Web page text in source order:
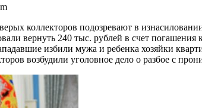
коллекторов подозревают в
вернуть 240 тыс. рублей в счет
избили мужа и ребенка хозяйки
возбудили уголовное дело о разбое с